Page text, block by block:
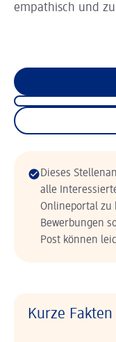
empathisch und
Dieses
alle
Onlineportal zu
Bewerbungen
Post können
Kurze Fakten